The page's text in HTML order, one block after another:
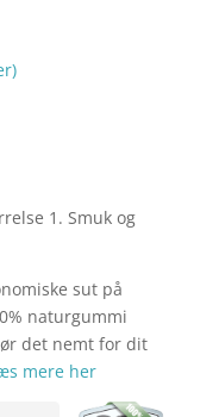
1. Smuk og
sut på
naturgummi
det nemt for dit
mere her